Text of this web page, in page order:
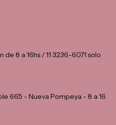
de 8 a 16hs / 11 3236-6071 solo
665 - Nueva Pompeya - 8 a 16